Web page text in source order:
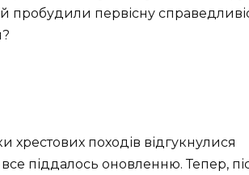
пробудили первісну
хрестових походів відгукнулися
піддалось оновленню. Тепер,